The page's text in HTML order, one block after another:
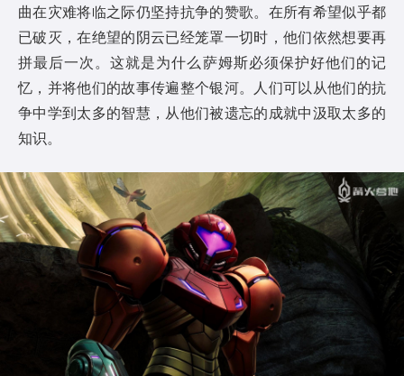
曲在灾难将临之际仍坚持抗争的赞歌。在所有希望似乎都
已破灭，在绝望的阴云已经笼罩一切时，他们依然想要再
拼最后一次。这就是为什么萨姆斯必须保护好他们的记
忆，并将他们的故事传遍整个银河。人们可以从他们的抗
争中学到太多的智慧，从他们被遗忘的成就中汲取太多的
知识。